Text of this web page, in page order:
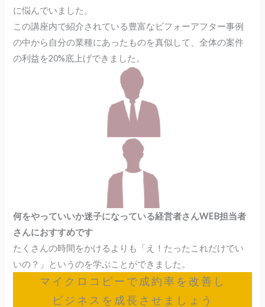
に悩んでいました。
この講座内で紹介されている豊富なビフォーアフター事例
の中から自分の業種にあったものを真似して、全体の案件
の利益を20%底上げできました。
何をやっていいか迷子になっている経営者さんWEB担当者
さんにおすすめです
たくさんの時間をかけるよりも「え！たったこれだけでい
いの？」というのを学ぶことができました。
マイクロコピーで成約率を改善し
ビジネスを成長させましょう